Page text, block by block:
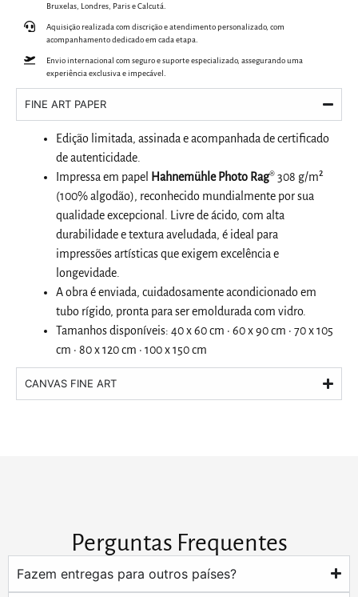
Bruxelas, Londres, Paris e Calcutá.
Aquisição realizada com discrição e atendimento personalizado, com
acompanhamento dedicado em cada etapa.
Envio internacional com seguro e suporte especializado, assegurando uma
experiência exclusiva e impecável.
FINE ART PAPER
Edição limitada, assinada e acompanhada de certificado
de autenticidade.
Impressa em papel
Hahnemühle Photo Rag® 308 g/m²
(100% algodão), reconhecido mundialmente por sua
qualidade excepcional. Livre de ácido, com alta
durabilidade e textura aveludada, é ideal para
impressões artísticas que exigem excelência e
longevidade.
A obra é enviada, cuidadosamente acondicionado em
tubo rígido, pronta para ser emoldurada com vidro.
Tamanhos disponíveis: 40 x 60 cm · 60 x 90 cm · 70 x 105
cm · 80 x 120 cm · 100 x 150 cm
CANVAS FINE ART
Perguntas Frequentes
Fazem entregas para outros países?